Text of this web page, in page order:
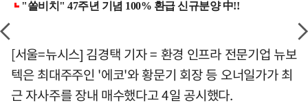
[서울=뉴시스] 김경택 기자 = 환경 인프라 전문기업 뉴보
텍은 최대주주인 '에코'와 황문기 회장 등 오너일가가 최
근 자사주를 장내 매수했다고 4일 공시했다.